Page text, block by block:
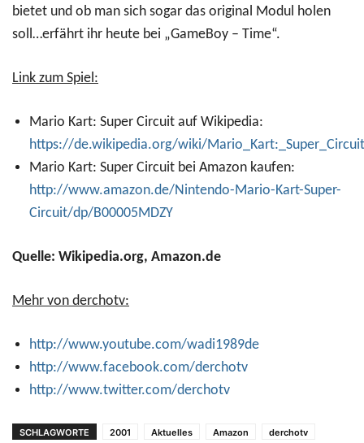
bietet und ob man sich sogar das original Modul holen
soll…erfährt ihr heute bei „GameBoy – Time“.
Link zum Spiel:
Mario Kart: Super Circuit auf Wikipedia:
https://de.wikipedia.org/wiki/Mario_Kart:_Super_Circuit
Mario Kart: Super Circuit bei Amazon kaufen:
http://www.amazon.de/Nintendo-Mario-Kart-Super-
Circuit/dp/B00005MDZY
Quelle: Wikipedia.org, Amazon.de
Mehr von derchotv:
http://www.youtube.com/wadi1989de
http://www.facebook.com/derchotv
http://www.twitter.com/derchotv
SCHLAGWORTE 2001 Aktuelles Amazon
derchotv